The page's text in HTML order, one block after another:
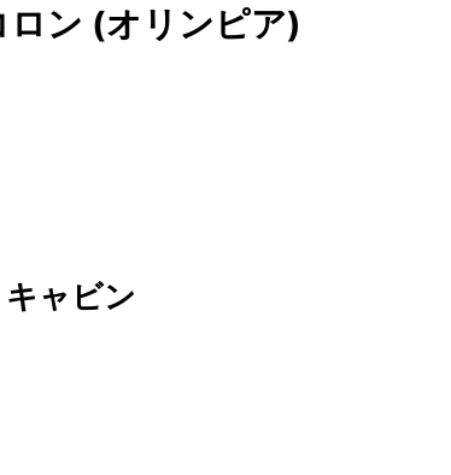
ン (オリンピア)
キャビン